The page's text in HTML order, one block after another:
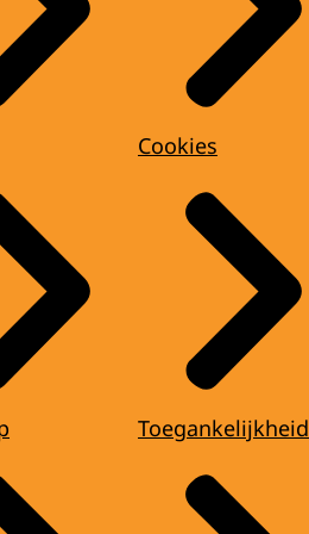
Cookies
Toegankelijkheid